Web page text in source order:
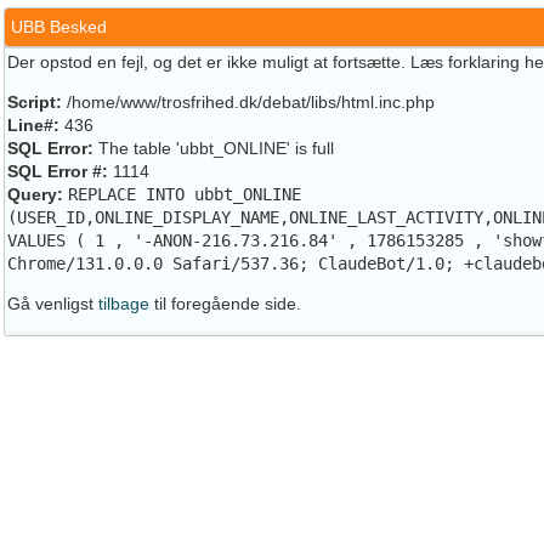
UBB Besked
Der opstod en fejl, og det er ikke muligt at fortsætte. Læs forklaring
Script: /home/www/trosfrihed.dk/debat/libs/html.inc.php
Line#: 436
SQL Error: The table 'ubbt_ONLINE' is full
SQL Error #: 1114
Query: REPLACE INTO ubbt_ONLINE
VALUES ( 1 , '-ANON-216.73.216.84' , 1786153285 ,
Chrome/131.0.0.0 Safari/537.36; ClaudeBot/1.0;
Gå venligst tilbage til foregående side.